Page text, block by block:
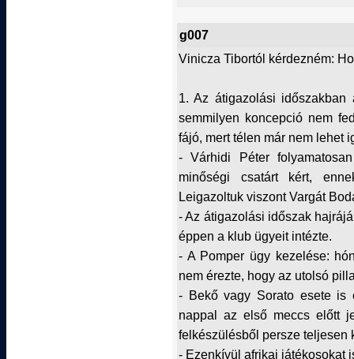
g007
Vinicza Tibortól kérdezném:
1. Az átigazolási
semmilyen koncepció nem
fájó, mert télen már nem lehet
- Várhidi Péter
minőségi csatárt kért,
Leigazoltuk viszont Vargát
- Az átigazolási időszak
éppen a klub ügyeit intézte.
- A Pomper ügy kezelése:
nem érezte, hogy az utolsó
- Bekő vagy Sorato esete is
nappal az első meccs előtt
felkészülésből persze teljesen
- Ezenkívül afrikai játékosokat